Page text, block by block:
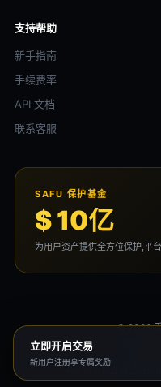
支持帮助
新手指南
手续费率
API 文档
联系客服
SAFU 保护基金
$ 10亿
为用户资产提供全方位保护,平
© 2026
立即开启交易
新用户注册享专属奖励